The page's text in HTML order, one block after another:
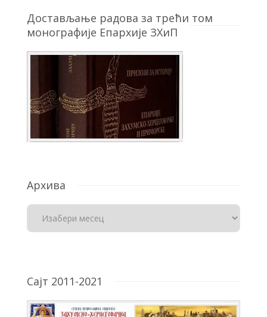
Достављање радова за трећи том
монографије Епархије ЗХиП
Архива
Сајт 2011-2021